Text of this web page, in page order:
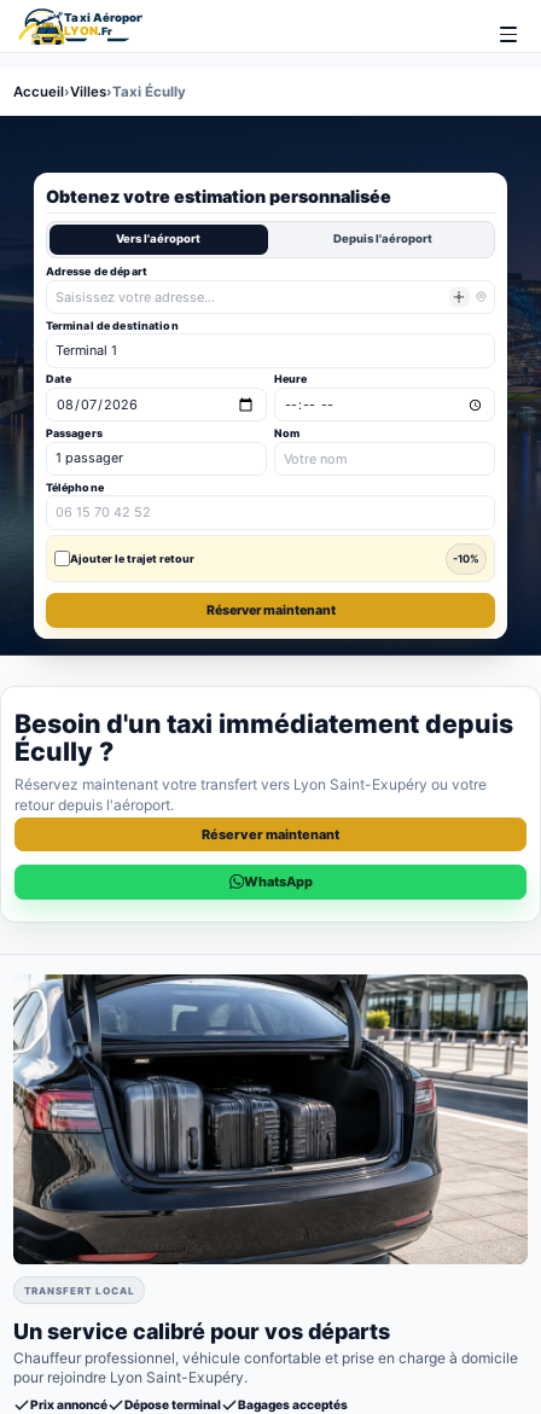
Accueil›Villes›Taxi Écully
Obtenez votre estimation personnalisée
Vers l'aéroport Depuis l'aéroport
Adresse de départ
Terminal de destination
Date Heure
Passagers Nom
Téléphone
Ajouter le trajet retour -10%
Réserver maintenant
Besoin d'un taxi immédiatement depuis
Écully ?
Réservez maintenant votre transfert vers Lyon Saint-Exupéry ou votre
retour depuis l'aéroport.
Réserver maintenant
WhatsApp
TRANSFERT LOCAL
Un service calibré pour vos départs
Chauffeur professionnel, véhicule confortable et prise en charge à domicile
pour rejoindre Lyon Saint-Exupéry.
Prix annoncé Dépose terminal Bagages acceptés